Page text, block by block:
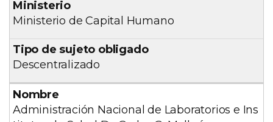
Ministerio de Capital Humano
Descentralizado
Administración Nacional de Laboratorios e Ins